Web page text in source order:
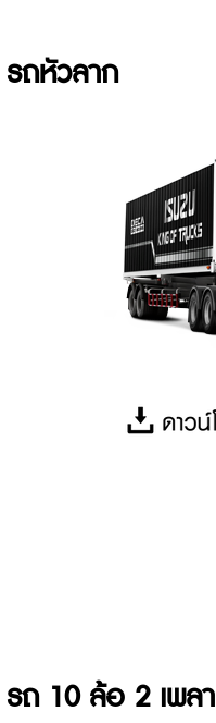
รถหัวลาก
รถ 10 ล้อ 2 เพลา